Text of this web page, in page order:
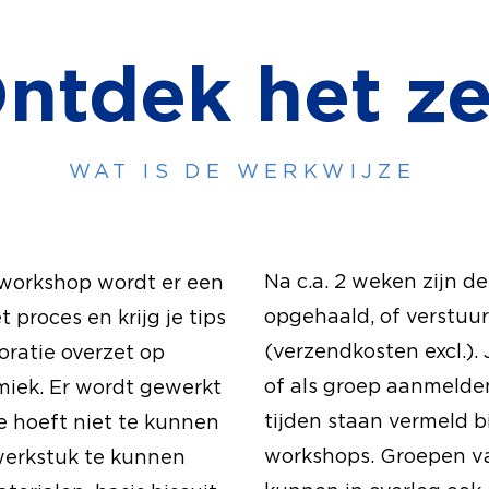
het
WAT IS DE WERKWIJZE
wordt er een
proces en krijg je tips
overzet op
Er wordt gewerkt
hoeft niet te kunnen
te kunnen
Na c.a. 2 weken zijn
opgehaald, of
(verzendkosten
of als groep
tijden staan vermeld
workshops. Groepen